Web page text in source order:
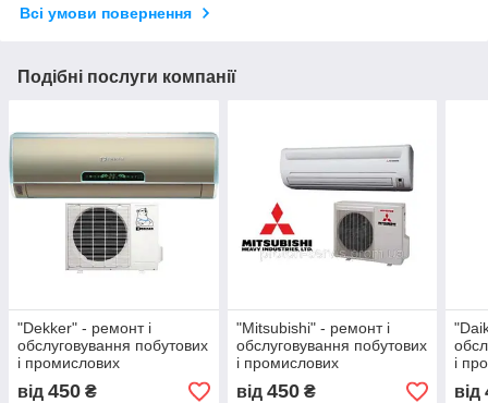
Всі умови повернення
Подібні послуги компанії
"Dekker" - ремонт і
обслуговування побутових
і промислових
кондиціонерів.
від 450 ₴
"Mitsubishi" - ремонт і
обслуговування побутових
і промислових
кондиціонерів.
від 450₴
і
від